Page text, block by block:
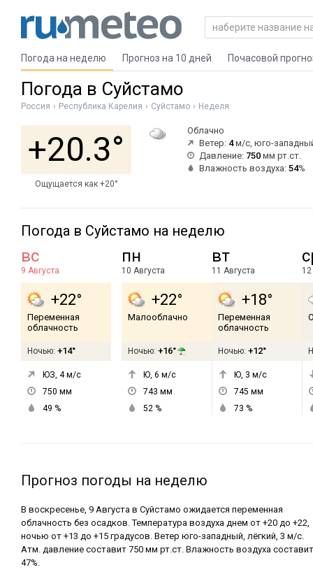
Погода на неделю Прогноз на 10 дней Почасовой
Погода в Суйстамо
Россия Республика Карелия Суйстамо Неделя
+20.3°
Ощущается как +20°
Облачно
Ветер: 4м/с, юго-
Давление: 750 мм рт.ст.
Влажность воздуха: 54%
Погода в Суйстамо на неделю
вс
9 Августа
+22°
Переменная
облачность
Ночью: +14°
ЮЗ, 4м/с
750 мм
49 %
пн
10 Августа
+22°
Малооблачно
Ночью: +16°
Ю, 6 м/с
743 мм
52 %
вт
11 Августа
+18°
Переменная
облачность
Ночью: +12°
Ю, 3 м/с
745 мм
73 %
12
Прогноз погоды на неделю
В воскресенье, 9 Августа в Суйстамо ожидается переменная
облачность без осадков. Температура воздуха днем от +20 до +22,
ночью от +13 до +15 градусов. Ветер юго-западный, лёгкий, 3 м/с.
Атм. давление составит 750 мм рт.ст. Влажность воздуха составит
47%.